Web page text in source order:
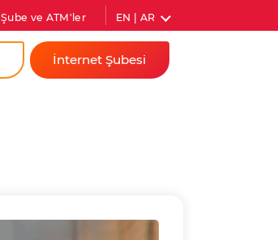
Şube ve ATM'ler EN | AR
İnternet Şubesi